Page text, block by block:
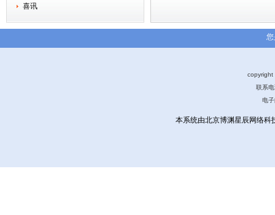
喜讯
copyright
联系
电
本系统由北京博渊星辰网络科